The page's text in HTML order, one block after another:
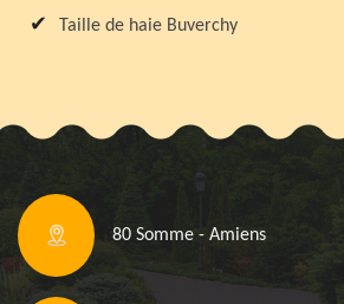
Taille de haie Buverchy
80 Somme - Amiens